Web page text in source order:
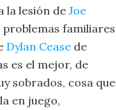
la lesión deJoe
familiares
Dylan Cease de
es el mejor, de
sobrados, cosa que
en juego,